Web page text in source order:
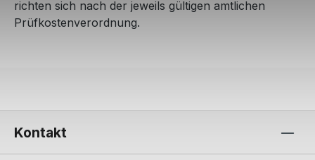
richten sich nach der jeweils gültigen amtlichen
Prüfkostenverordnung.
Kontakt